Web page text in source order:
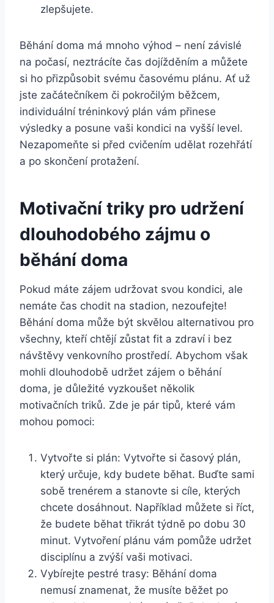
zlepšujete.
Běhání doma má mnoho výhod – není závislé
na počasí, neztrácíte čas dojížděním a můžete
si ho přizpůsobit svému časovému plánu. Ať už
jste začátečníkem či pokročilým běžcem,
individuální tréninkový plán vám přinese
výsledky a posune vaši kondici na vyšší level.
Nezapomeňte si před cvičením udělat rozehřátí
a po skončení protažení.
Motivační triky pro udržení
dlouhodobého zájmu o
běhání doma
Pokud máte zájem udržovat svou kondici, ale
nemáte čas chodit na stadion, nezoufejte!
Běhání doma může být skvělou alternativou pro
všechny, kteří chtějí zůstat fit a zdraví i bez
návštěvy venkovního prostředí. Abychom však
mohli dlouhodobě udržet zájem o běhání
doma, je důležité vyzkoušet několik
motivačních triků. Zde je pár tipů, které vám
mohou pomoci:
Vytvořte si plán: Vytvořte si časový plán,
který určuje, kdy budete běhat. Buďte sami
sobě trenérem a stanovte si cíle, kterých
chcete dosáhnout. Například můžete si říct,
že budete běhat třikrát týdně po dobu 30
minut. Vytvoření plánu vám pomůže udržet
disciplínu a zvýší vaši motivaci.
Vybírejte pestré trasy: Běhání doma
nemusí znamenat, že musíte běžet po